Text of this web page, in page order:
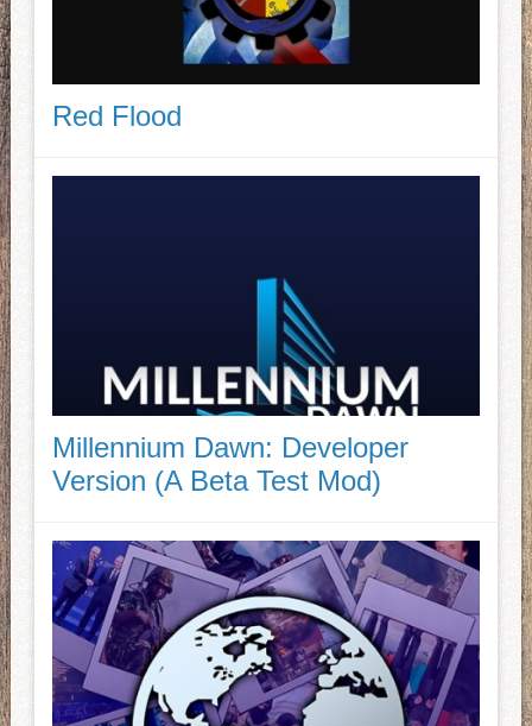
Red Flood
Millennium Dawn: Developer
Version (A Beta Test Mod)